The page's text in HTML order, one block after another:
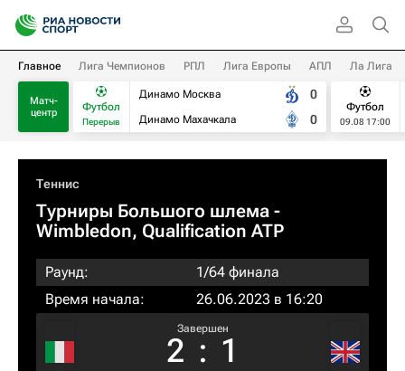
Главное Лига Чемпионов РПЛ Лига Европы АПЛ Ла Лига
Матч-
центр
Футбол
Перерыв
Динамо Москва
Динамо Махачкала
0
0
Футбол
09.08 17:00
Теннис
Турниры Большого шлема -
Wimbledon, Qualification ATP
Раунд:
1/64 финала
Время начала:
26.06.2023 в 16:20
Завершен
2 : 1